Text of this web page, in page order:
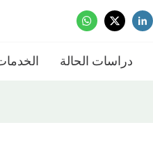
دراسات الحالة